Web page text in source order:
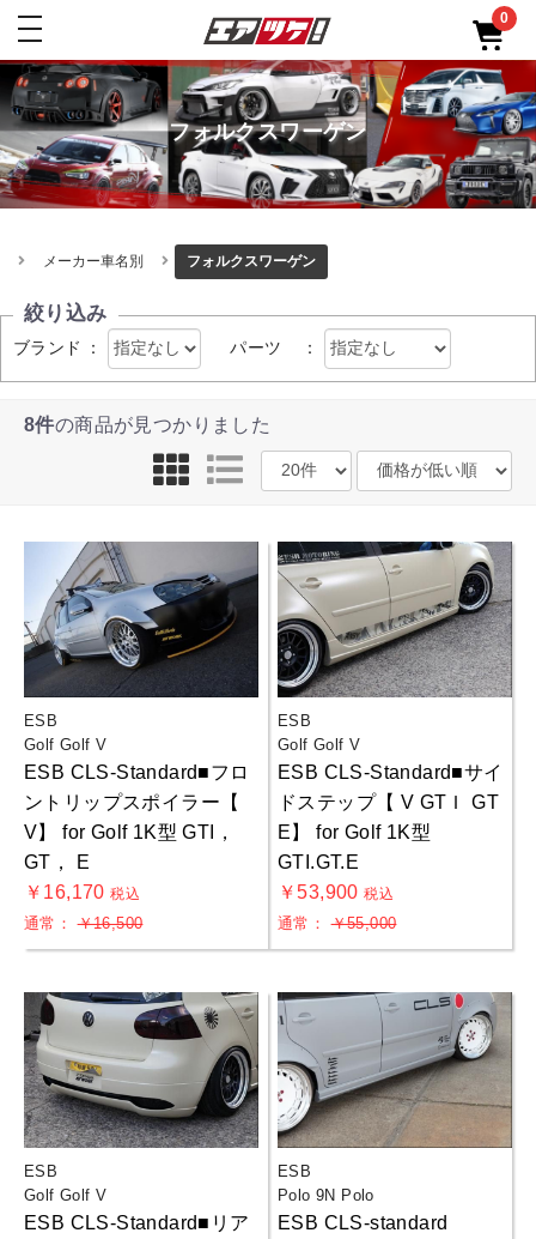
toggle
0
フォルクスワーゲン
メーカー車名別 フォルクスワーゲン
絞り込み
ブランド ： パーツ ：
8件の商品が見つかりました
ESB
Golf Golf V
ESB CLS-Standard■フロ
ントリップスポイラー【
V】 for Golf 1K型 GTI，
GT， E
￥16,170税込
通常：￥16,500
ESB
Golf Golf V
ESB CLS-Standard■サイ
ドステップ【 V GTＩ GT
E】 for Golf 1K型
GTI.GT.E
￥53,900税込
通常：￥55,000
ESB
Golf Golf V
ESB CLS-Standard■リア
ESB
Polo 9N Polo
ESB CLS-standard